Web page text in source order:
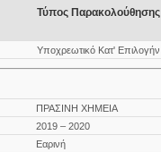
Τύπος Παρακολούθησης
Υποχρεωτικό Κατ' Επιλογήν
ΠΡΑΣΙΝΗ ΧΗΜΕΙΑ
2019 – 2020
Εαρινή